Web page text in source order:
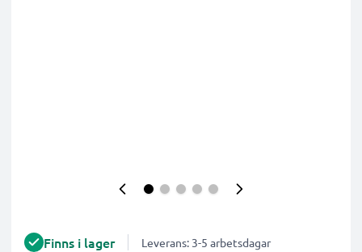
Finns i lager Leverans: 3-5 arbetsdagar